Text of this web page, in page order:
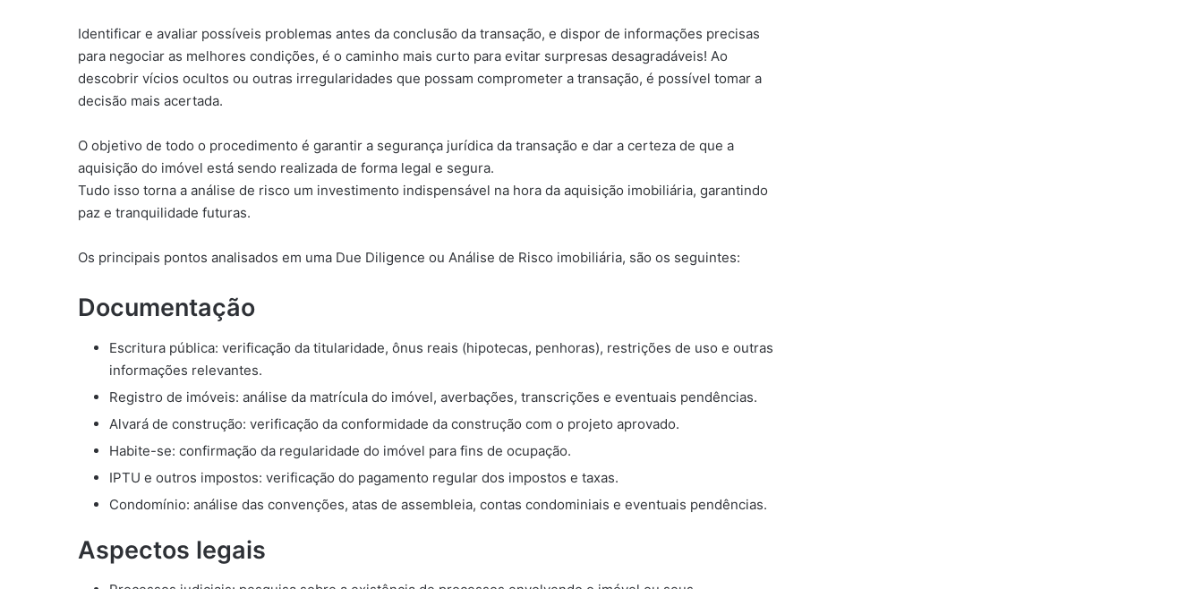
Identificar e avaliar possíveis problemas antes da conclusão da transação, e dispor de informações precisas
para negociar as melhores condições, é o caminho mais curto para evitar surpresas desagradáveis! Ao
descobrir vícios ocultos ou outras irregularidades que possam comprometer a transação, é possível tomar a
decisão mais acertada.
O objetivo de todo o procedimento é garantir a segurança jurídica da transação e dar a certeza de que a
aquisição do imóvel está sendo realizada de forma legal e segura.
Tudo isso torna a análise de risco um investimento indispensável na hora da aquisição imobiliária, garantindo
paz e tranquilidade futuras.
Os principais pontos analisados em uma Due Diligence ou Análise de Risco imobiliária, são os seguintes:
Documentação
Escritura pública: verificação da titularidade, ônus reais (hipotecas, penhoras), restrições de uso e outras
informações relevantes.
Registro de imóveis: análise da matrícula do imóvel, averbações, transcrições e eventuais pendências.
Alvará de construção: verificação da conformidade da construção com o projeto aprovado.
Habite-se: confirmação da regularidade do imóvel para fins de ocupação.
IPTU e outros impostos: verificação do pagamento regular dos impostos e taxas.
Condomínio: análise das convenções, atas de assembleia, contas condominiais e eventuais pendências.
Aspectos legais